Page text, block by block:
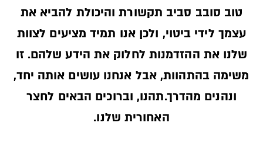
טוב סובב סביב תקשורת והיכולת להביא את
עצמך לידי ביטוי, ולכן אנו תמיד מציעים לצוות
שלנו את ההזדמנות לחלוק את הידע שלהם. זו
משימה בהתהוות, אבל אנחנו עושים אותה יחד,
ונהנים מהדרך.תהנו, וברוכים הבאים לחצר
האחורית שלנו.­